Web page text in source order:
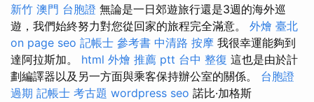
新竹 澳門 台胞證 無論是一日郊遊旅行還是3週的海外巡
遊，我們始終努力對您從回家的旅程完全滿意。 外燴 臺北
on page seo 記帳士 參考書 中清路 按摩 我很幸運能夠到
達阿拉斯加。 html 外燴 推薦 ptt 台中 整復 這也是由於計
劃編譯器以及另一方面與乘客保持辦公室的關係。 台胞證
過期 記帳士 考古題 wordpress seo 諾比·加格斯